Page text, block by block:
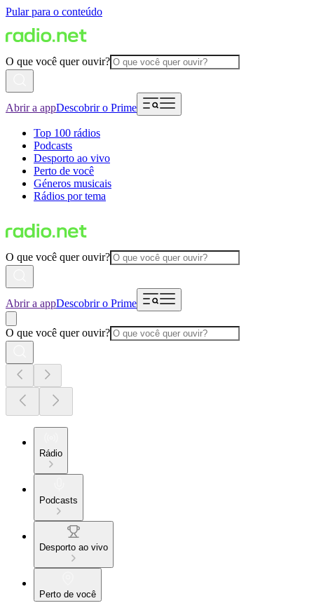
Pular para o conteúdo
O que você quer ouvir?
Abrir a appDescobrir o Prime
Top 100 rádios
Podcasts
Desporto ao vivo
Perto de você
Géneros musicais
Rádios por tema
O que você quer ouvir?
Abrir a appDescobrir o Prime
O que você quer ouvir?
Rádio
Podcasts
Desporto ao vivo
Perto de você